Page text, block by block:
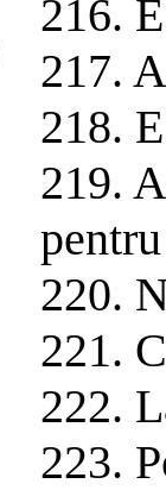
216.
217.
218.
219.
220.
221.
222.
223.